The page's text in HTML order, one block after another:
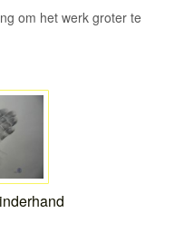
om het werk groter te